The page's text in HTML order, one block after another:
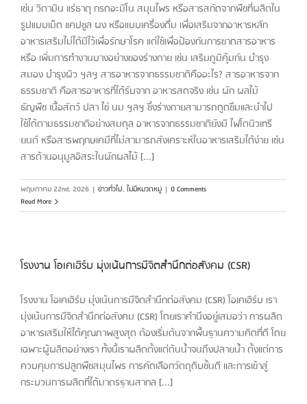
เช่น วิตามิน แร่ธาตุ กรดอะมิโน สมุนไพร หรือสารสกัดจากพืชที่ผลิตใน
รูปแบบเม็ด แคปซูล ผง หรือแบบเครื่องดื่ม เพื่อเสริมจากอาหารหลัก
อาหารเสริมไม่ได้มีไว้เพื่อรักษาโรค แต่ใช้เพื่อป้องกันการขาดสารอาหาร
หรือ เพิ่มการทำงานบางอย่างของร่างกาย เช่น เสริมภูมิคุ้มกัน บำรุง
สมอง บำรุงผิว ฯลฯ สารอาหารจากธรรมชาติคืออะไร? สารอาหารจาก
ธรรมชาติ คือสารอาหารที่ได้รับจาก อาหารสดจริง เช่น ผัก ผลไม้
ธัญพืช เนื้อสัตว์ ปลา ไข่ นม ฯลฯ ซึ่งร่างกายสามารถดูดซึมและนำไป
ใช้ได้ตามธรรมชาติอย่างสมดุล อาหารจากธรรมชาติยังมี ไฟโตนิวเทรี
ยนต์ หรือสารพฤกษเคมีที่ไม่สามารถสังเคราะห์ในอาหารเสริมได้ง่าย เช่น
สารต้านอนุมูลอิสระในผักผลไม้ [...]
พฤษภาคม 22nd, 2026 | ข่าวทั่วไป,ไม่มีหมวดหมู่ | 0 Comments
Read More
โรงงาน โอเคเฮิร์บ มุ่งเน้นการมีจิตสำนึกต่อสังคม (CSR)
โรงงาน โอเคเฮิร์บ มุ่งเน้นการมีจิตสำนึกต่อสังคม (CSR) โอเคเฮิร์บ เรา
มุ่งเน้นการมีจิตสำนึกต่อสังคม (CSR) โดยเราคำนึงอยู่เสมอว่า การผลิต
อาหารเสริมให้ได้คุณภาพสูงสุด ต้องเริ่มต้นจากพื้นฐานความคิดที่ดี โดย
เฉพาะผู้ผลิตอย่างเรา ทั้งนี้เราผลิตตั้งแต่ต้นน้ำจนถึงปลายน้ำ ตั้งแต่การ
ควบคุมการปลูกพืชสมุนไพร การคัดเลือกวัตถุดิบชั้นดี และการเข้าสู่
กระบวนการผลิตที่ได้มาตรฐานสากล [...]